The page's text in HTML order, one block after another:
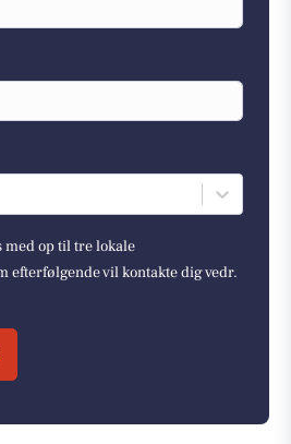
op til tre lokale
efterfølgende vil kontakte dig vedr.